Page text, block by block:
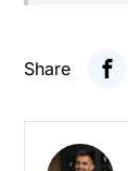
Share